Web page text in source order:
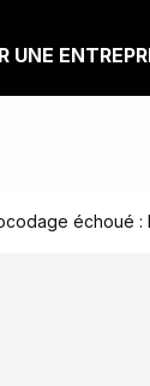
UNE
échoué :